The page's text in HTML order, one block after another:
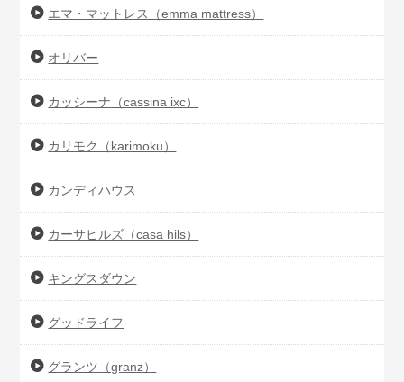
エマ・マットレス（emma mattress）
オリバー
カッシーナ（cassina ixc）
カリモク（karimoku）
カンディハウス
カーサヒルズ（casa hils）
キングスダウン
グッドライフ
グランツ（granz）